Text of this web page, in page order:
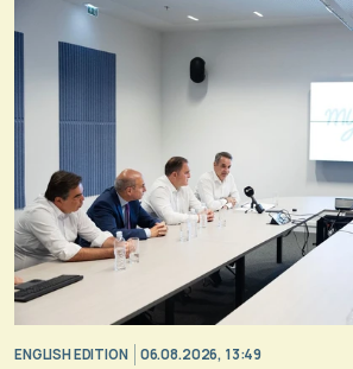
ENGLISH EDITION 06.08.2026, 13:49